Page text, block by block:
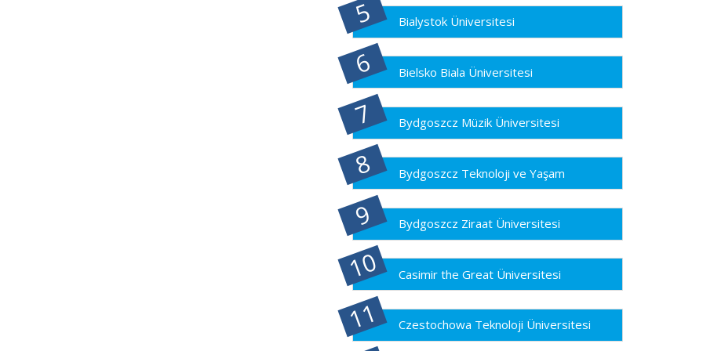
Bialystok Üniversitesi
Bielsko Biala Üniversitesi
Bydgoszcz Müzik Üniversitesi
Bydgoszcz Teknoloji ve Yaşam
Bydgoszcz Ziraat Üniversitesi
Casimir the Great Üniversitesi
Czestochowa Teknoloji Üniversitesi